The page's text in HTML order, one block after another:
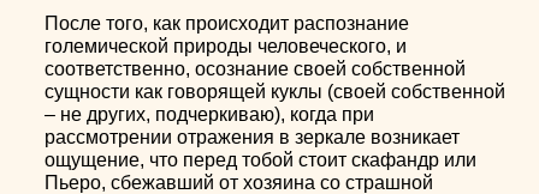
После того, как происходит распознание
големической природы человеческого, и
соответственно, осознание своей собственной
сущности как говорящей куклы (своей собственной
– не других, подчеркиваю), когда при
рассмотрении отражения в зеркале возникает
ощущение, что перед тобой стоит скафандр или
Пьеро, сбежавший от хозяина со страшной